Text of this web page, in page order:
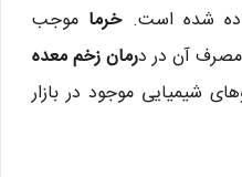
شده است.خرما موجب
آن در درمان زخم معده
شیمیایی موجود در بازار